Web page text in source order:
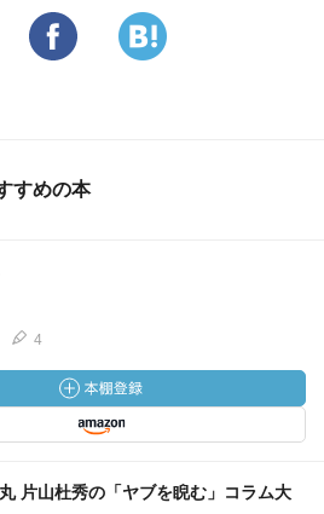
すめの本
4
片山杜秀の「ヤブを睨む」コラム大